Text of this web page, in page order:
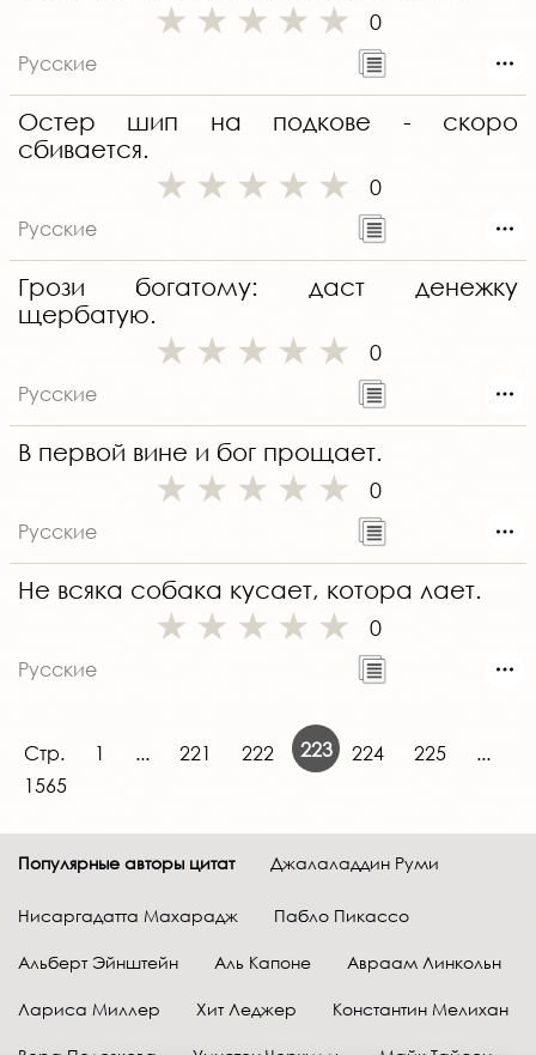
0
Русские
Остер шип на подкове - скоро
сбивается.
0
Русские
Грози богатому: даст денежку
щербатую.
0
Русские
В первой вине и бог прощает.
0
Русские
Не всяка собака кусает, котора лает.
0
Русские
Стр. 1 ... 221 222 223 224 225
...
1565
Популярные авторы цитат Джалаладдин Руми
Нисаргадатта Махарадж Пабло Пикассо
Альберт Эйнштейн Аль Капоне Авраам Линкольн
Лариса Миллер Хит Леджер Константин Мелихан